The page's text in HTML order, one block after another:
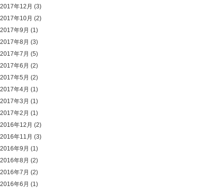
2017年12月 (3)
2017年10月 (2)
2017年9月 (1)
2017年8月 (3)
2017年7月 (5)
2017年6月 (2)
2017年5月 (2)
2017年4月 (1)
2017年3月 (1)
2017年2月 (1)
2016年12月 (2)
2016年11月 (3)
2016年9月 (1)
2016年8月 (2)
2016年7月 (2)
2016年6月 (1)